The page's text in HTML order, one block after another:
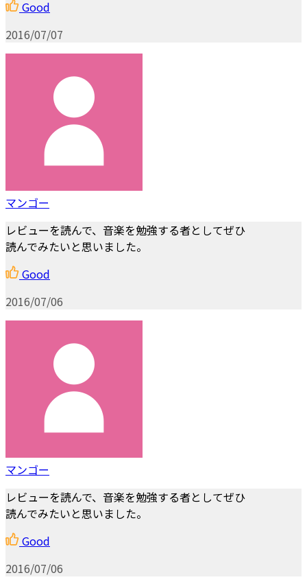
Good
2016/07/07
マンゴー
レビューを読んで、音楽を勉強する者としてぜひ
読んでみたいと思いました。
Good
2016/07/06
マンゴー
レビューを読んで、音楽を勉強する者としてぜひ
読んでみたいと思いました。
Good
2016/07/06